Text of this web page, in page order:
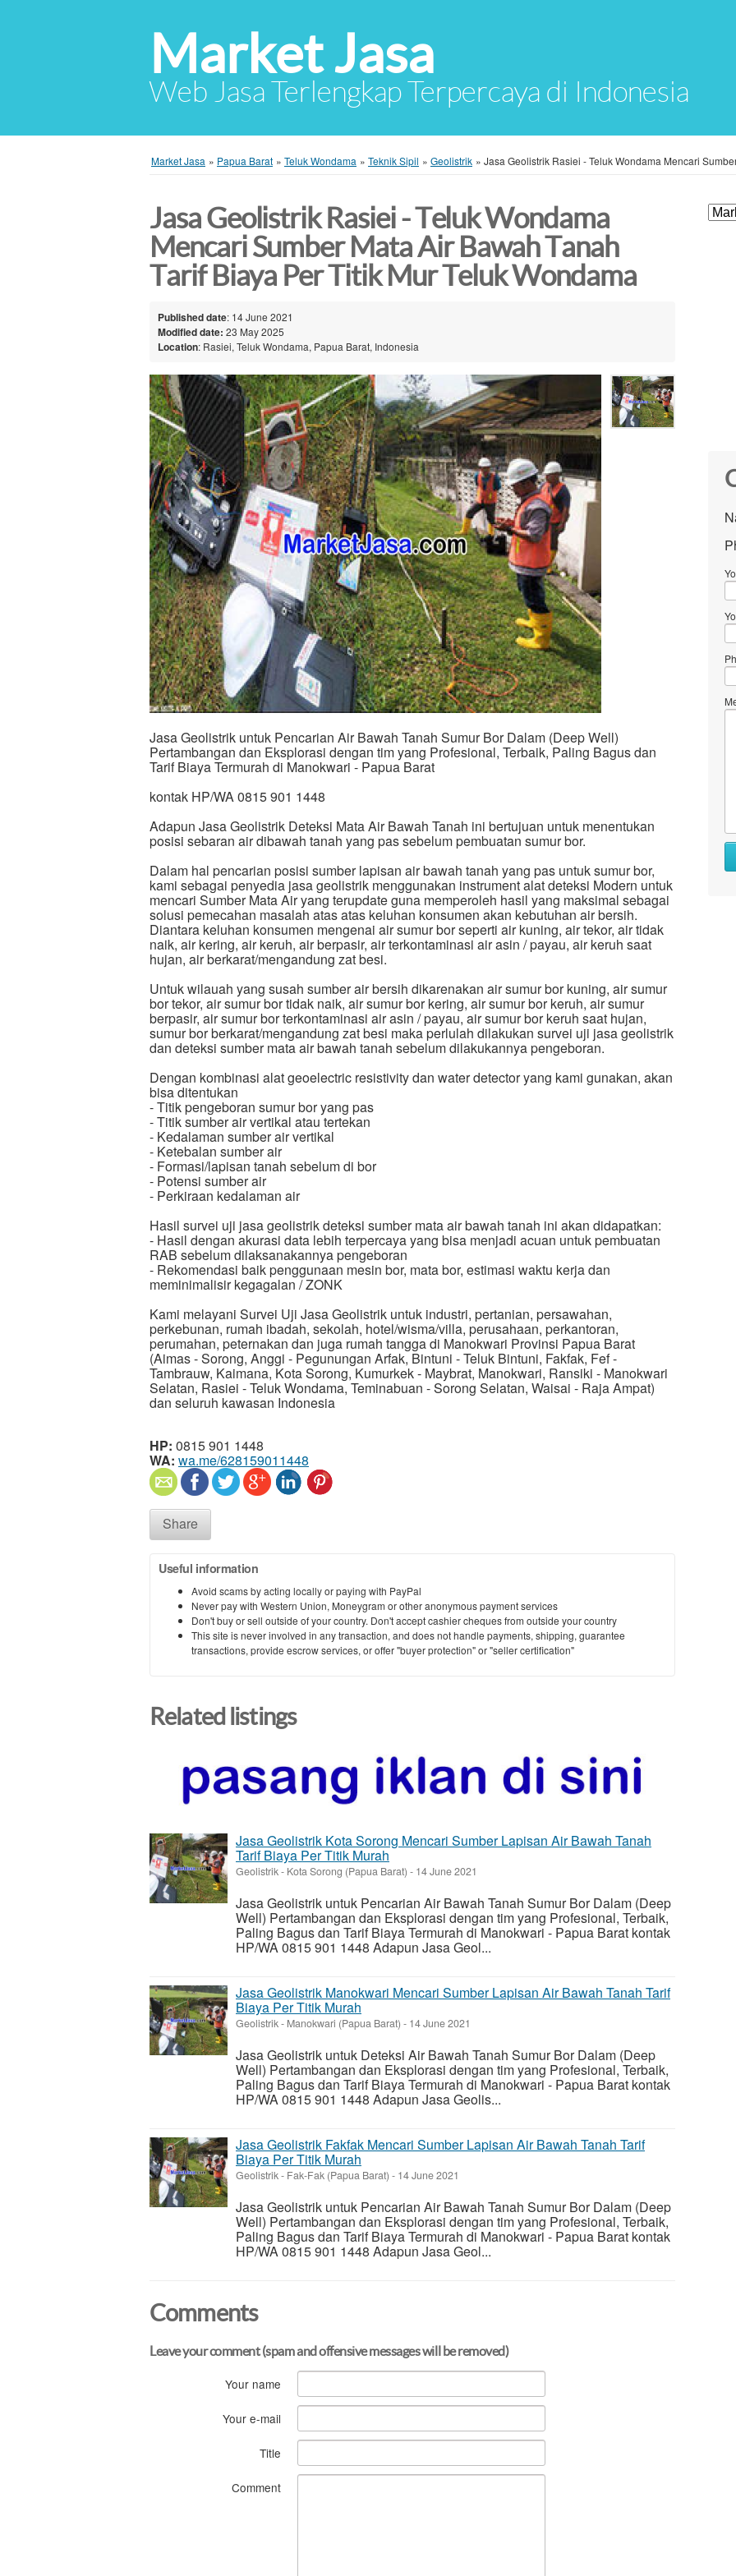
Market Jasa
Web Jasa Terlengkap Terpercaya di Indonesia
Market Jasa » Papua Barat » Teluk Wondama » Teknik Sipil » Geolistrik » Jasa Geolistrik Rasiei - Teluk Wondama Mencari
Jasa Geolistrik Rasiei - Teluk Wondama
Mencari Sumber Mata Air Bawah Tanah
Tarif Biaya Per Titik Mur Teluk Wondama
Published date: 14 June 2021
Modified date: 23 May 2025
Location: Rasiei, Teluk Wondama, Papua Barat, Indonesia
Jasa Geolistrik untuk Pencarian Air Bawah Tanah Sumur Bor Dalam (Deep Well)
Pertambangan dan Eksplorasi dengan tim yang Profesional, Terbaik, Paling Bagus dan
Tarif Biaya Termurah di Manokwari - Papua Barat
kontak HP/WA 0815 901 1448
Adapun Jasa Geolistrik Deteksi Mata Air Bawah Tanah ini bertujuan untuk menentukan
posisi sebaran air dibawah tanah yang pas sebelum pembuatan sumur bor.
Dalam hal pencarian posisi sumber lapisan air bawah tanah yang pas untuk sumur bor,
kami sebagai penyedia jasa geolistrik menggunakan instrument alat deteksi Modern untuk
mencari Sumber Mata Air yang terupdate guna memperoleh hasil yang maksimal sebagai
solusi pemecahan masalah atas atas keluhan konsumen akan kebutuhan air bersih.
Diantara keluhan konsumen mengenai air sumur bor seperti air kuning, air tekor, air tidak
naik, air kering, air keruh, air berpasir, air terkontaminasi air asin / payau, air keruh saat
hujan, air berkarat/mengandung zat besi.
Untuk wilauah yang susah sumber air bersih dikarenakan air sumur bor kuning, air sumur
bor tekor, air sumur bor tidak naik, air sumur bor kering, air sumur bor keruh, air sumur
berpasir, air sumur bor terkontaminasi air asin / payau, air sumur bor keruh saat hujan,
sumur bor berkarat/mengandung zat besi maka perlulah dilakukan survei uji jasa geolistrik
dan deteksi sumber mata air bawah tanah sebelum dilakukannya pengeboran.
Dengan kombinasi alat geoelectric resistivity dan water detector yang kami gunakan, akan
bisa ditentukan
- Titik pengeboran sumur bor yang pas
- Titik sumber air vertikal atau tertekan
- Kedalaman sumber air vertikal
- Ketebalan sumber air
- Formasi/lapisan tanah sebelum di bor
- Potensi sumber air
- Perkiraan kedalaman air
Hasil survei uji jasa geolistrik deteksi sumber mata air bawah tanah ini akan didapatkan:
- Hasil dengan akurasi data lebih terpercaya yang bisa menjadi acuan untuk pembuatan
RAB sebelum dilaksanakannya pengeboran
- Rekomendasi baik penggunaan mesin bor, mata bor, estimasi waktu kerja dan
meminimalisir kegagalan / ZONK
Kami melayani Survei Uji Jasa Geolistrik untuk industri, pertanian, persawahan,
perkebunan, rumah ibadah, sekolah, hotel/wisma/villa, perusahaan, perkantoran,
perumahan, peternakan dan juga rumah tangga di Manokwari Provinsi Papua Barat
(Aimas - Sorong, Anggi - Pegunungan Arfak, Bintuni - Teluk Bintuni, Fakfak, Fef -
Tambrauw, Kaimana, Kota Sorong, Kumurkek - Maybrat, Manokwari, Ransiki - Manokwari
Selatan, Rasiei - Teluk Wondama, Teminabuan - Sorong Selatan, Waisai - Raja Ampat)
dan seluruh kawasan Indonesia
HP: 0815 901 1448
WA: wa.me/628159011448
Share
Useful information
Avoid scams by acting locally or paying with PayPal
Never pay with Western Union, Moneygram or other anonymous payment services
Don't buy or sell outside of your country. Don't accept cashier cheques from outside your country
This site is never involved in any transaction, and does not handle payments, shipping, guarantee
transactions, provide escrow services, or offer "buyer protection" or "seller certification"
Related listings
Jasa Geolistrik Kota Sorong Mencari Sumber Lapisan Air Bawah Tanah
Tarif Biaya Per Titik Murah
Geolistrik- Kota Sorong (Papua Barat) - 14 June 2021
Jasa Geolistrik untuk Pencarian Air Bawah Tanah Sumur Bor Dalam (Deep
Well) Pertambangan dan Eksplorasi dengan tim yang Profesional, Terbaik,
Paling Bagus dan Tarif Biaya Termurah di Manokwari - Papua Barat kontak
HP/WA 0815 901 1448 Adapun Jasa Geol...
Jasa Geolistrik Manokwari Mencari Sumber Lapisan Air Bawah Tanah Tarif
Biaya Per Titik Murah
Geolistrik- Manokwari (Papua Barat) - 14 June 2021
Jasa Geolistrik untuk Deteksi Air Bawah Tanah Sumur Bor Dalam (Deep
Well) Pertambangan dan Eksplorasi dengan tim yang Profesional, Terbaik,
Paling Bagus dan Tarif Biaya Termurah di Manokwari - Papua Barat kontak
HP/WA 0815 901 1448 Adapun Jasa Geolis...
Jasa Geolistrik Fakfak Mencari Sumber Lapisan Air Bawah Tanah Tarif
Biaya Per Titik Murah
Geolistrik- Fak-Fak (Papua Barat) - 14 June 2021
Jasa Geolistrik untuk Pencarian Air Bawah Tanah Sumur Bor Dalam (Deep
Well) Pertambangan dan Eksplorasi dengan tim yang Profesional, Terbaik,
Paling Bagus dan Tarif Biaya Termurah di Manokwari - Papua Barat kontak
HP/WA 0815 901 1448 Adapun Jasa Geol...
Comments
Leave your comment (spam and offensive messages will be removed)
Your name
Your e-mail
Title
Comment